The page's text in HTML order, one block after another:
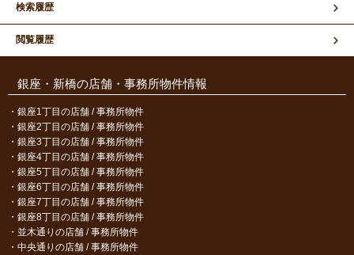
検索履歴
閲覧履歴
銀座・新橋の店舗・事務所物件情報
銀座1丁目の店舗 / 事務所物件
銀座2丁目の店舗 / 事務所物件
銀座3丁目の店舗 / 事務所物件
銀座4丁目の店舗 / 事務所物件
銀座5丁目の店舗 / 事務所物件
銀座6丁目の店舗 / 事務所物件
銀座7丁目の店舗 / 事務所物件
銀座8丁目の店舗 / 事務所物件
並木通りの店舗 / 事務所物件
中央通りの店舗 / 事務所物件